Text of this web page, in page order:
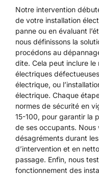
Notre intervention
de votre installation
panne ou en évaluant
nous définissons la
procédons au
dite. Cela peut inclure
électriques
électrique, ou
électrique. Chaque
normes de sécurité en
15-100, pour garantir la
de ses occupants. Nous
désagréments durant
d’intervention et en
passage. Enfin, nous
fonctionnement des